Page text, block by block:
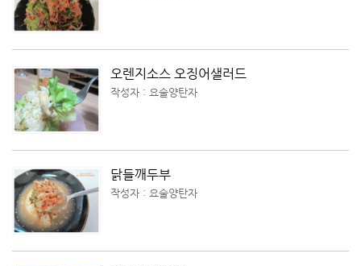
오렌지소스 오징어샐러드
작성자 : 요술양탄자
닭들깨두부
작성자 : 요술양탄자